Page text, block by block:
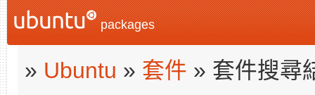
packages
» Ubuntu » 套件 » 套件搜尋